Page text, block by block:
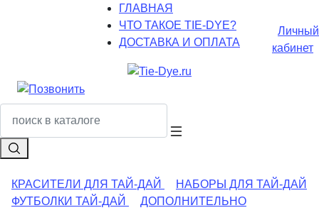
ГЛАВНАЯ
ЧТО ТАКОЕ TIE-DYE?
ДОСТАВКА И ОПЛАТА
Личный
кабинет
КРАСИТЕЛИ ДЛЯ ТАЙ-ДАЙ
НАБОРЫ ДЛЯ ТАЙ-ДАЙ
ФУТБОЛКИ ТАЙ-ДАЙ
ДОПОЛНИТЕЛЬНО